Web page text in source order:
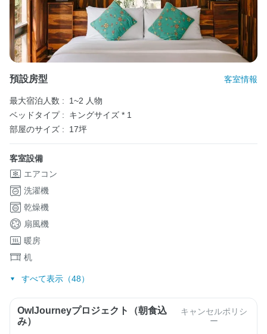
預設房型 客室情報
最大宿泊人数 :
1~2 人物
ベッドタイプ :
キングサイズ * 1
部屋のサイズ :
17坪
客室設備
エアコン
洗濯機
乾燥機
扇風機
暖房
机
すべて表示（48）
OwlJourneyプロジェクト（朝食込
み）
キャンセルポリシ
ー